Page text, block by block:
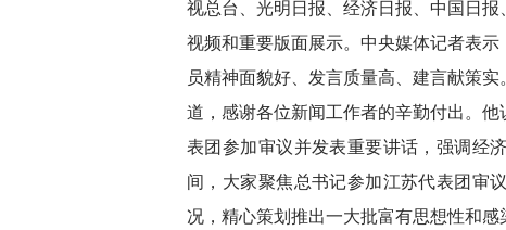
视总台、光明日报、经济日报、中国日
视频和重要版面展示。中央媒体记者表
员精神面貌好、发言质量高、建言献策
道，感谢各位新闻工作者的辛勤付出。
表团参加审议并发表重要讲话，强调经
间，大家聚焦总书记参加江苏代表团审
况，精心策划推出一大批富有思想性和